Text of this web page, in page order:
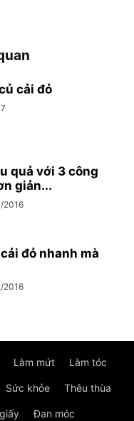
cải đỏ
quả với 3 công
giản...
2016
đỏ nhanh mà
2016
Làm mứt Làm tóc
Sức khỏe Thêu thùa
Đan móc